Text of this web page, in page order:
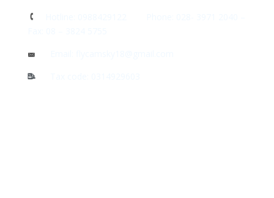
Tax code: 0314929603